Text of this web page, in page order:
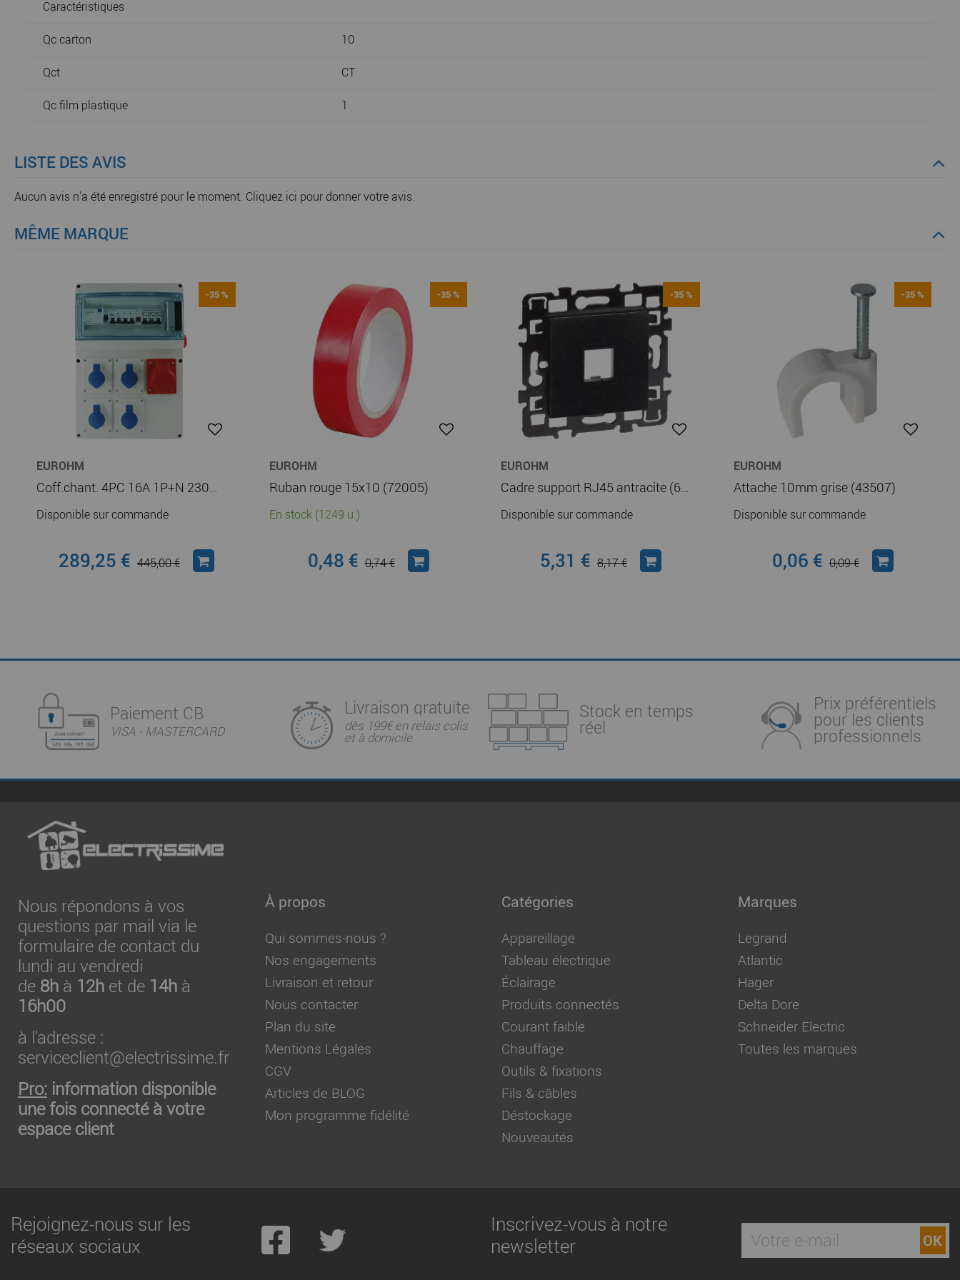
Caractéristiques
Qc carton 10
Qct CT
Qc film plastique 1
LISTE DES AVIS
Aucun avis n'a été enregistré pour le moment. Cliquez ici pour donner votre avis.
MÊME MARQUE
-35 %
EUROHM
Coff.chant. 4PC 16A 1P+N 230V + 1PC 16A 3P+N+T 400V CEI309 (19210)
Disponible sur commande
289,25 € 445,00 €
-35 %
EUROHM
Ruban rouge 15x10 (72005)
En stock (1249 u.)
0,48 € 0,74 €
-35 %
EUROHM
Cadre support RJ45 antracite (61978)
Disponible sur commande
5,31 € 8,17 €
-35 %
EUROHM
Attache 10mm grise (43507)
Disponible sur commande
0,06 € 0,09 €
Paiement CB
VISA - MASTERCARD
Livraison gratuite
dès 199€ en relais colis
et à domicile
Stock en temps
réel
Prix préférentiels
pour les clients
professionnels
Nous répondons à vos
questions par mail via le
formulaire de contact du
lundi au vendredi
de 8h à 12h et de 14h à
16h00
à l'adresse :
serviceclient@electrissime.fr
Pro: information disponible
une fois connecté à votre
espace client
À propos
Qui sommes-nous ?
Nos engagements
Livraison et retour
Nous contacter
Plan du site
Mentions Légales
CGV
Articles de BLOG
Mon programme fidélité
Catégories
Appareillage
Tableau électrique
Éclairage
Produits connectés
Courant faible
Chauffage
Outils & fixations
Fils & câbles
Déstockage
Nouveautés
Marques
Legrand
Atlantic
Hager
Delta Dore
Schneider Electric
Toutes les marques
Rejoignez-nous sur les
réseaux sociaux
Inscrivez-vous à notre
newsletter